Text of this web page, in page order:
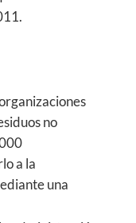
no
a la
una